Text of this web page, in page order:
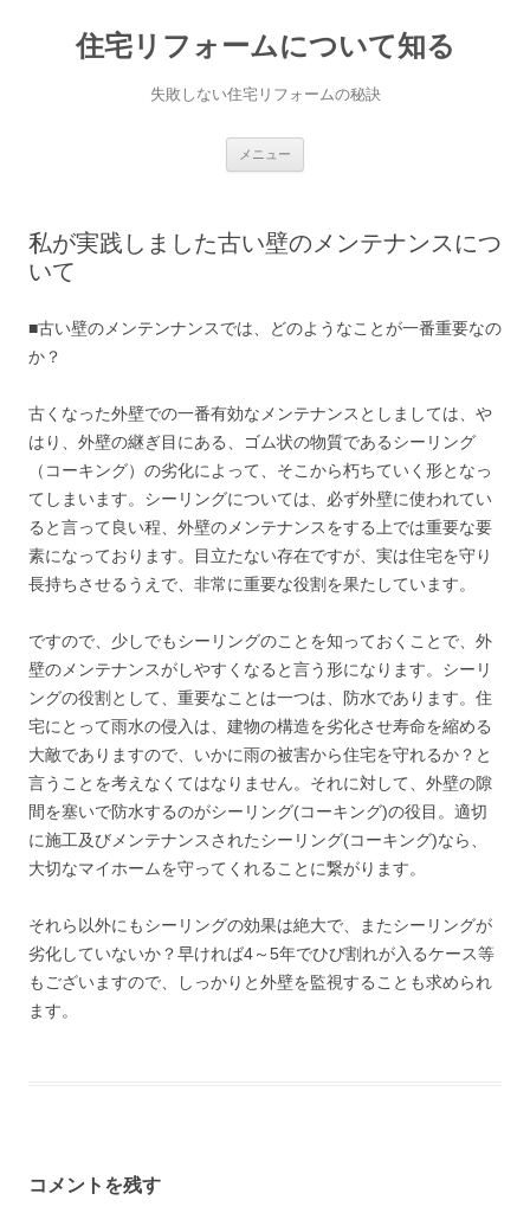
住宅リフォームについて知る
失敗しない住宅リフォームの秘訣
メニュー
私が実践しました古い壁のメンテナンスにつ
いて
■古い壁のメンテンナンスでは、どのようなことが一番重要なの
か？
古くなった外壁での一番有効なメンテナンスとしましては、や
はり、外壁の継ぎ目にある、ゴム状の物質であるシーリング
（コーキング）の劣化によって、そこから朽ちていく形となっ
てしまいます。シーリングについては、必ず外壁に使われてい
ると言って良い程、外壁のメンテナンスをする上では重要な要
素になっております。目立たない存在ですが、実は住宅を守り
長持ちさせるうえで、非常に重要な役割を果たしています。
ですので、少しでもシーリングのことを知っておくことで、外
壁のメンテナンスがしやすくなると言う形になります。シーリ
ングの役割として、重要なことは一つは、防水であります。住
宅にとって雨水の侵入は、建物の構造を劣化させ寿命を縮める
大敵でありますので、いかに雨の被害から住宅を守れるか？と
言うことを考えなくてはなりません。それに対して、外壁の隙
間を塞いで防水するのがシーリング(コーキング)の役目。適切
に施工及びメンテナンスされたシーリング(コーキング)なら、
大切なマイホームを守ってくれることに繋がります。
それら以外にもシーリングの効果は絶大で、またシーリングが
劣化していないか？早ければ4～5年でひび割れが入るケース等
もございますので、しっかりと外壁を監視することも求められ
ます。
コメントを残す